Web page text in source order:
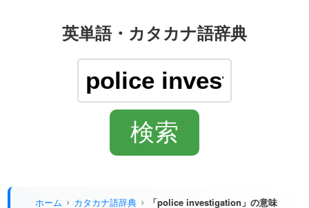
英単語・カタカナ語辞典
ホーム カタカナ語辞典 「police investigation」の意味